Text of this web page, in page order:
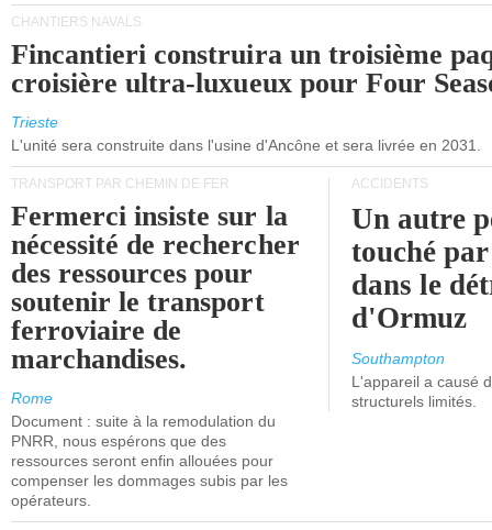
CHANTIERS NAVALS
Fincantieri construira un troisième
croisière ultra-luxueux pour Four
Trieste
L'unité sera construite dans l'usine d'Ancône et sera livrée en 2031.
TRANSPORT PAR CHEMIN DE FER
Fermerci insiste sur la
nécessité de rechercher
des ressources pour
soutenir le transport
ferroviaire de
marchandises.
Rome
Document : suite à la remodulation du
PNRR, nous espérons que des
ressources seront enfin allouées pour
compenser les dommages subis par les
opérateurs.
ACCIDENTS
Un autre
touché
dans le
d'Ormuz
Southampton
L'appareil a causé
structurels limités.